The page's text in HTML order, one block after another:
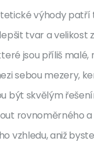
výhody patří
tvar a velikost
jsou příliš malé,
sebou mezery,
být skvělým
rovnoměrného a
vzhledu, aniž